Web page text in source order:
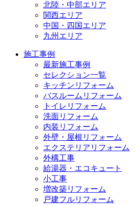
北陸・中部エリア
関西エリア
中国・四国エリア
九州エリア
施工事例
最新施工事例
セレクション一覧
キッチンリフォーム
バスルームリフォーム
トイレリフォーム
洗面リフォーム
内装リフォーム
外壁・屋根リフォーム
エクステリアリフォーム
外構工事
給湯器・エコキュート
小工事
増改築リフォーム
戸建フルリフォーム